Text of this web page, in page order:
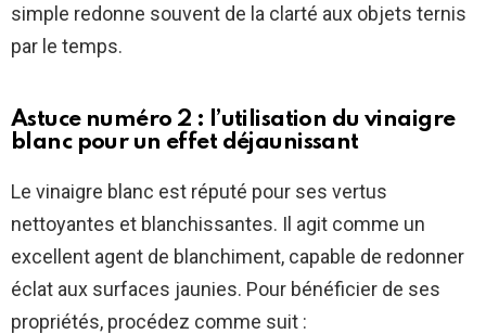
simple redonne souvent de la clarté aux objets ternis
par le temps.
Astuce numéro 2 : l’utilisation du vinaigre
blanc pour un effet déjaunissant
Le vinaigre blanc est réputé pour ses vertus
nettoyantes et blanchissantes. Il agit comme un
excellent agent de blanchiment, capable de redonner
éclat aux surfaces jaunies. Pour bénéficier de ses
propriétés, procédez comme suit :